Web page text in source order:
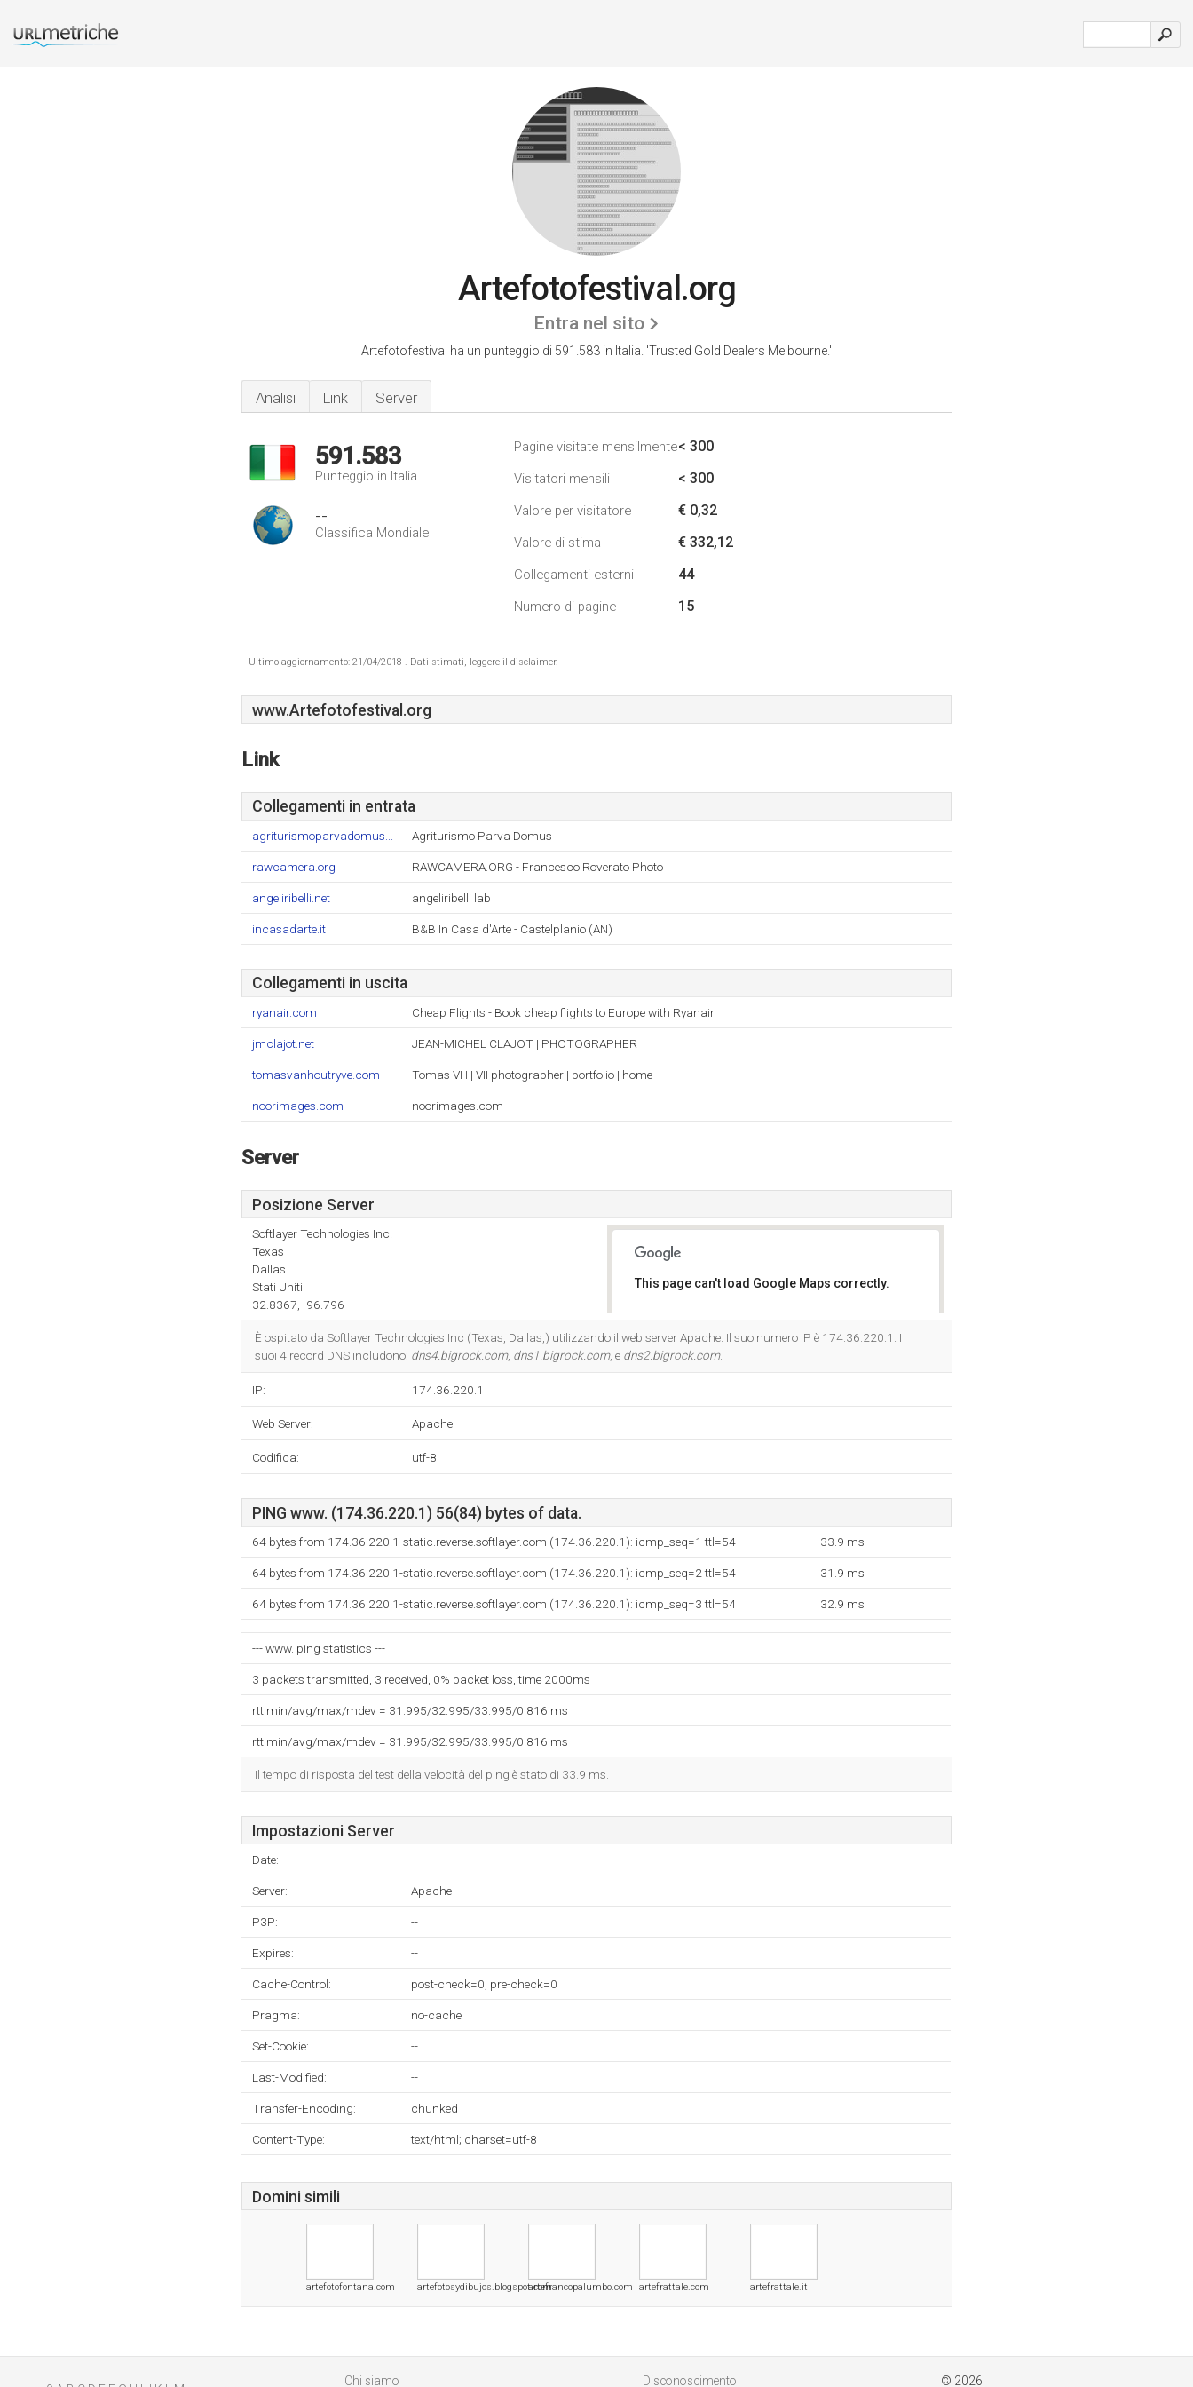
Artefotofestival.org
Entra nel sito
Artefotofestival ha un punteggio di 591.583 in Italia. 'Trusted Gold Dealers Melbourne.'
Analisi Link Server
591.583
Punteggio in Italia
--
Classifica Mondiale
Pagine visitate mensilmente< 300
Visitatori mensili < 300
Valore per visitatore € 0,32
Valore di stima € 332,12
Collegamenti esterni 44
Numero di pagine 15
Ultimo aggiornamento: 21/04/2018 . Dati stimati, leggere il disclaimer.
www.Artefotofestival.org
Link
Collegamenti in entrata
agriturismoparvadomus... Agriturismo Parva Domus
rawcamera.org RAWCAMERA.ORG - Francesco Roverato Photo
angeliribelli.net angeliribelli lab
incasadarte.it B&B In Casa d'Arte - Castelplanio (AN)
Collegamenti in uscita
ryanair.com Cheap Flights - Book cheap flights to Europe with Ryanair
jmclajot.net JEAN-MICHEL CLAJOT | PHOTOGRAPHER
tomasvanhoutryve.com Tomas VH | VII photographer | portfolio | home
noorimages.com noorimages.com
Server
Posizione Server
Softlayer Technologies Inc.
Texas
Dallas
Stati Uniti
32.8367, -96.796
This page can't load Google Maps correctly.
È ospitato da Softlayer Technologies Inc (Texas, Dallas,) utilizzando il web server Apache. Il suo numero IP è 174.36.220.1. I
suoi 4 record DNS includono: dns4.bigrock.com, dns1.bigrock.com, e dns2.bigrock.com.
IP: 174.36.220.1
Web Server: Apache
Codifica: utf-8
PING www. (174.36.220.1) 56(84) bytes of data.
64 bytes from 174.36.220.1-static.reverse.softlayer.com (174.36.220.1): icmp_seq=1 ttl=54 33.9 ms
64 bytes from 174.36.220.1-static.reverse.softlayer.com (174.36.220.1): icmp_seq=2 ttl=54 31.9 ms
64 bytes from 174.36.220.1-static.reverse.softlayer.com (174.36.220.1): icmp_seq=3 ttl=54 32.9 ms
--- www. ping statistics ---
3 packets transmitted, 3 received, 0% packet loss, time 2000ms
rtt min/avg/max/mdev = 31.995/32.995/33.995/0.816 ms
rtt min/avg/max/mdev = 31.995/32.995/33.995/0.816 ms
Il tempo di risposta del test della velocità del ping è stato di 33.9 ms.
Impostazioni Server
Date: --
Server: Apache
P3P: --
Expires: --
Cache-Control: post-check=0, pre-check=0
Pragma: no-cache
Set-Cookie: --
Last-Modified: --
Transfer-Encoding: chunked
Content-Type: text/html; charset=utf-8
Domini simili
artefotofontana.com artefotosydibujos.blogspot.comartefrancopalumbo.com artefrattale.com artefrattale.it
Chi siamo Disconoscimento © 2026